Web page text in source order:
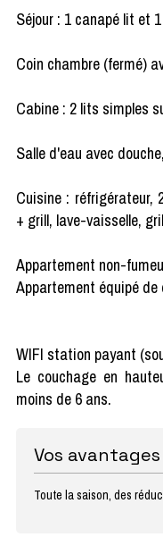
Séjour : 1 canapé lit et
Coin chambre (fermé)
Cabine : 2 lits simples
Salle d'eau avec
Cuisine : réfrigérateur,
+ grill, lave-vaisselle,
Appartement non-
Appartement équipé
WIFI station payant
Le couchage en
moins de 6 ans.
Vos
Toute la saison, des